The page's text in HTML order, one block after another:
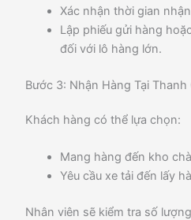
Xác nhận thời gian
Lập phiếu gửi hàng
đối với lô hàng lớn.
Bước 3: Nhận Hàng Tại Thanh
Khách hàng có thể lựa chọn:
Mang hàng đến kho
Yêu cầu xe tải đến lấy
Nhân viên sẽ kiểm tra số